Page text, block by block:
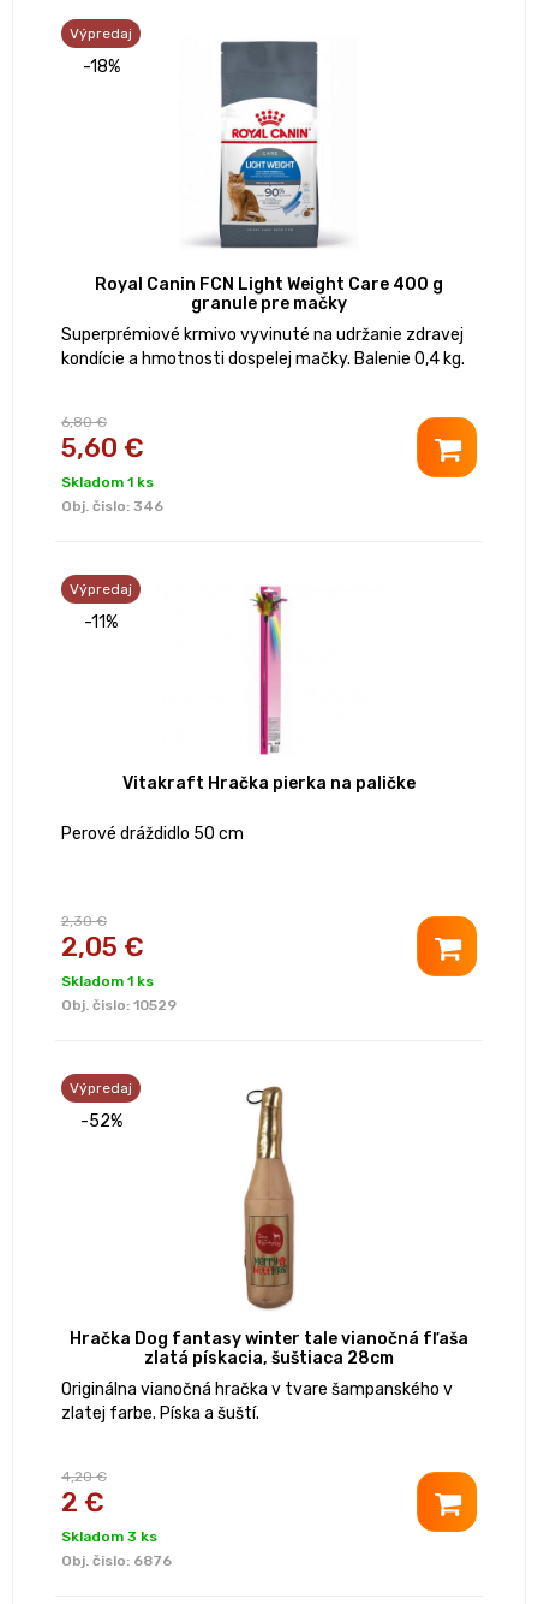
Výpredaj
-18%
Royal Canin FCN Light Weight Care 400 g
granule pre mačky
Superprémiové krmivo vyvinuté na udržanie zdravej
kondície a hmotnosti dospelej mačky. Balenie 0,4 kg.
6,80 €
5,60 €
Skladom 1 ks
Obj. čislo: 346
Výpredaj
-11%
Vitakraft Hračka pierka na paličke
Perové dráždidlo 50 cm
2,30 €
2,05 €
Skladom 1 ks
Obj. čislo: 10529
Výpredaj
-52%
Hračka Dog fantasy winter tale vianočná fľaša
zlatá pískacia, šuštiaca 28cm
Originálna vianočná hračka v tvare šampanského v
zlatej farbe. Píska a šuští.
4,20 €
2 €
Skladom 3 ks
Obj. čislo: 6876